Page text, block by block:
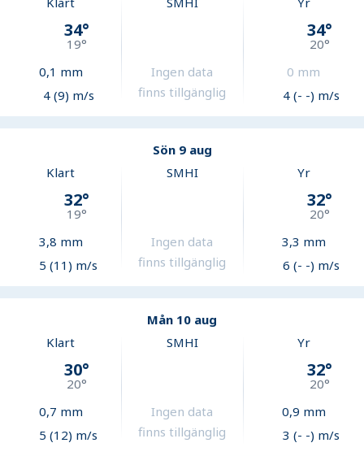
34°
19°
0,1 mm
4 (9) m/s
Ingen data
finns tillgänglig
34°
20°
0 mm
4 (- -) m/s
Sön 9 aug
Klart
32°
19°
3,8 mm
5 (11) m/s
SMHI
Ingen data
finns tillgänglig
Yr
32°
20°
3,3 mm
6 (- -) m/s
Mån 10 aug
Klart
30°
20°
0,7 mm
5 (12) m/s
SMHI
Ingen data
finns tillgänglig
Yr
32°
20°
0,9 mm
3 (- -) m/s